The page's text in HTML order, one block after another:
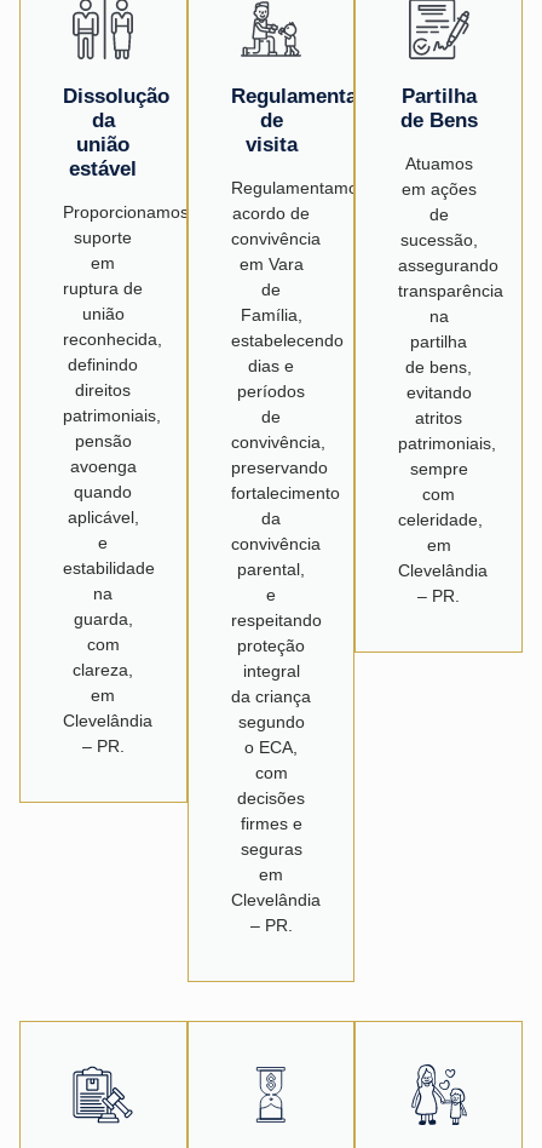
Dissolução
da
união
estável
Proporcionamos
suporte
em
ruptura de
união
reconhecida,
definindo
direitos
patrimoniais,
pensão
avoenga
quando
aplicável,
e
estabilidade
na
guarda,
com
clareza,
em
Clevelândia
– PR.
Regulamentação
de
visita
Regulamentamos
acordo de
convivência
em Vara
de
Família,
estabelecendo
dias e
períodos
de
convivência,
preservando
fortalecimento
da
convivência
parental,
e
respeitando
proteção
integral
da criança
segundo
o ECA,
com
decisões
firmes e
seguras
em
Clevelândia
– PR.
Partilha
de Bens
Atuamos
em ações
de
sucessão,
assegurando
transparência
na
partilha
de bens,
evitando
atritos
patrimoniais,
sempre
com
celeridade,
em
Clevelândia
– PR.